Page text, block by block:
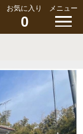
お気に入り
0
メニュー